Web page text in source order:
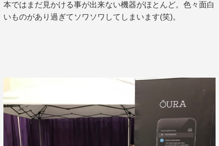
本ではまだ見かける事が出来ない機器がほとんど。色々面白
いものがあり過ぎてソワソワしてしまいます(笑)。